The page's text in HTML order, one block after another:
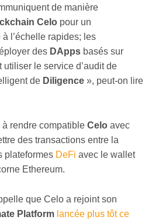
de manière
Celo pour un
l’échelle rapides; les
des DApps basés sur
utiliser le service d’audit de
de Diligence », peut-on lire
rendre compatible Celo avec
des transactions entre la
plateformes DeFi avec le wallet
Ethereum.
que Celo a rejoint son
Platform lancée plus tôt ce